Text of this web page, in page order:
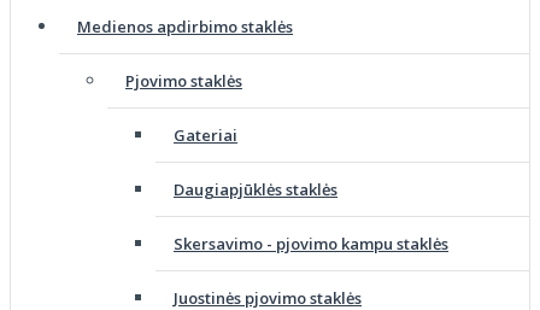
Medienos apdirbimo staklės
Pjovimo staklės
Gateriai
Daugiapjūklės staklės
Skersavimo - pjovimo kampu staklės
Juostinės pjovimo staklės